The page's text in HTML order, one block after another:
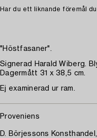
Har du ett liknande föremål
"Höstfasaner".
Signerad Harald Wiberg.
Dagermått 31 x 38,5 cm.
Ej examinerad ur ram.
Proveniens
D. Börjessons